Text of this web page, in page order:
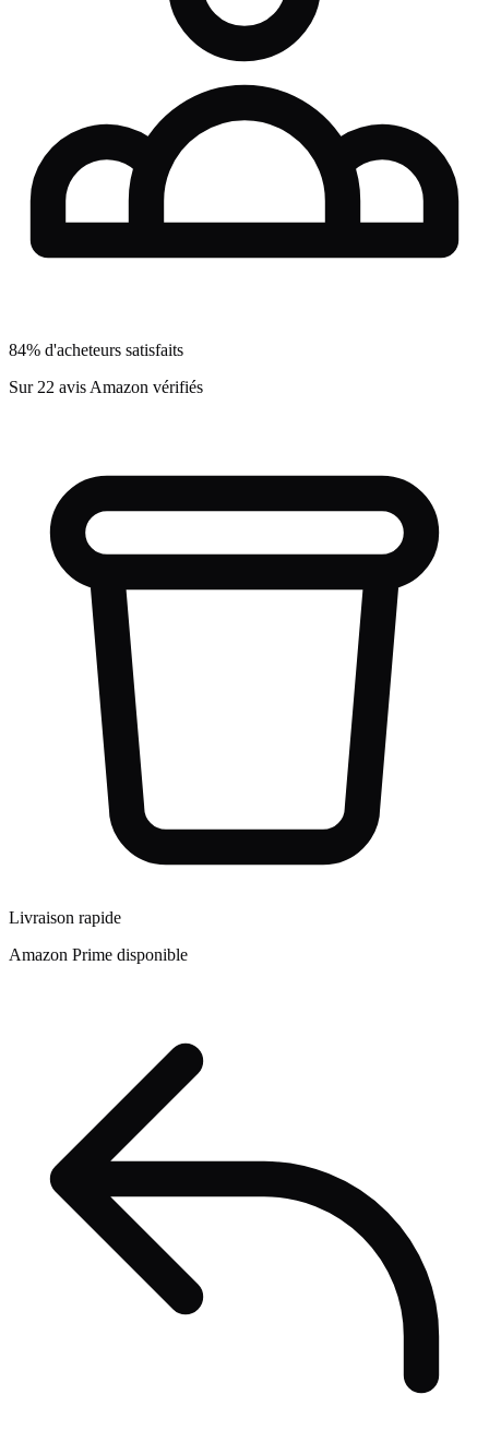
84% d'acheteurs satisfaits
Sur 22 avis Amazon vérifiés
Livraison rapide
Amazon Prime disponible